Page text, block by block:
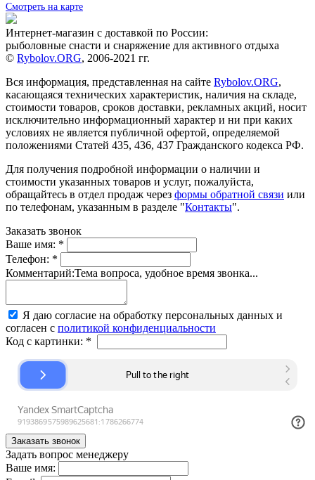
Смотреть на карте
Интернет-магазин с доставкой по России:
рыболовные снасти и снаряжение для активного отдыха
© Rybolov.ORG, 2006-2021 гг.
Вся информация, представленная на сайте Rybolov.ORG,
касающаяся технических характеристик, наличия на складе,
стоимости товаров, сроков доставки, рекламных акций, носит
исключительно информационный характер и ни при каких
условиях не является публичной офертой, определяемой
положениями Статей 435, 436, 437 Гражданского кодекса РФ.
Для получения подробной информации о наличии и
стоимости указанных товаров и услуг, пожалуйста,
обращайтесь в отдел продаж через формы обратной связи или
по телефонам, указанным в разделе "Контакты".
Заказать звонок
Ваше имя: *
Телефон: *
Комментарий:Тема вопроса, удобное время звонка...
Я даю согласие на обработку персональных данных и
согласен с политикой конфиденциальности
Код с картинки: *
Задать вопрос менеджеру
Ваше имя: